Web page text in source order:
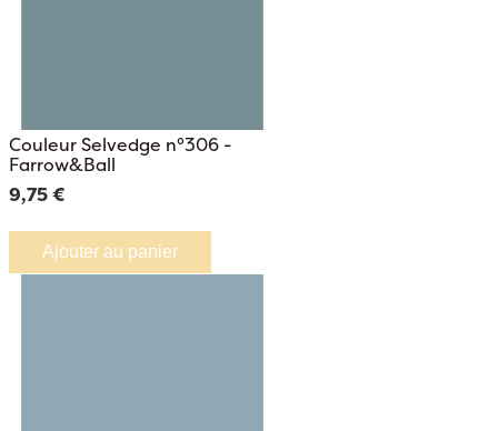
Couleur Selvedge n°306 -
Farrow&Ball
9,75 €
Ajouter au panier